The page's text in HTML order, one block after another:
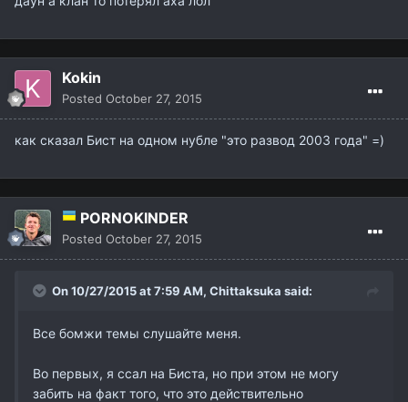
Kokin
Posted October 27, 2015
как сказал Бист на одном нубле "это развод 2003 года" =)
PORNOKINDER
Posted October 27, 2015
On 10/27/2015 at 7:59 AM, Chittaksuka said:
Все бомжи темы слушайте меня.
Во первых, я ссал на Биста, но при этом не могу
забить на факт того, что это действительно